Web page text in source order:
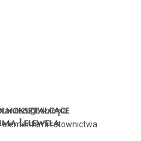
zagadnienia
elementami ratownictwa
Lelewela